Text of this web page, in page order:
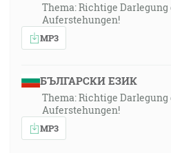
Thema: Richtige
Auferstehungen!
MP3
БЪЛГАРСКИ ЕЗИК
Thema: Richtige
Auferstehungen!
MP3